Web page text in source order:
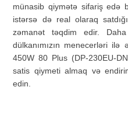
münasib qiymətə sifariş edə
istərsə də real olaraq
zəmanət təqdim edir.
dülkanımızın menecerləri ilə
450W 80 Plus (DP-230EU-
satis qiymeti almaq və
edin.